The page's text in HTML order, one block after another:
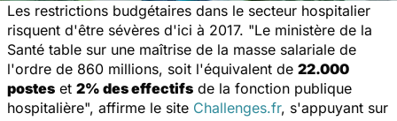
Les restrictions budgétaires dans le secteur hospitalier
risquent d'être sévères d'ici à 2017. "Le ministère de la
Santé table sur une maîtrise de la masse salariale de
l'ordre de 860 millions, soit l'équivalent de 22.000
postes et 2% des effectifs de la fonction publique
hospitalière", affirme le site Challenges.fr, s'appuyant sur